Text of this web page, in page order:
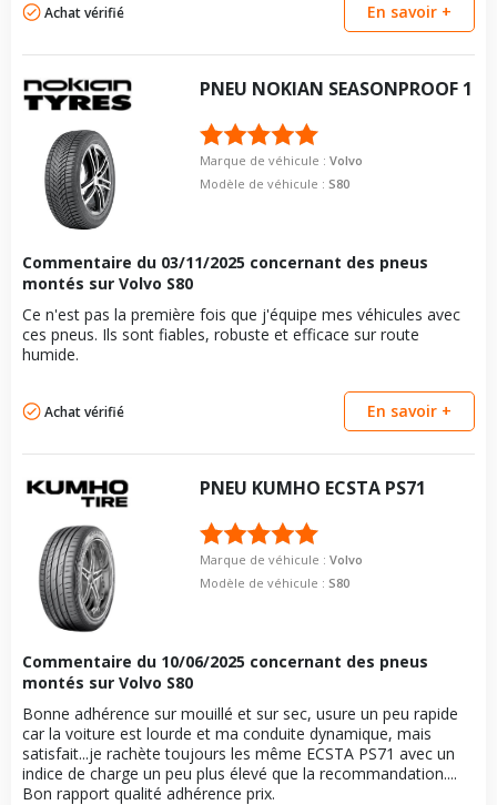
Achat vérifié En savoir +
PNEU NOKIAN SEASONPROOF 1
Marque de véhicule : Volvo
Modèle de véhicule : S80
Commentaire du 03/11/2025 concernant des pneus
montés sur Volvo S80
Ce n'est pas la première fois que j'équipe mes véhicules avec
ces pneus. Ils sont fiables, robuste et efficace sur route
humide.
Achat vérifié En savoir +
PNEU KUMHO ECSTA PS71
Marque de véhicule : Volvo
Modèle de véhicule : S80
Commentaire du 10/06/2025 concernant des pneus
montés sur Volvo S80
Bonne adhérence sur mouillé et sur sec, usure un peu rapide
car la voiture est lourde et ma conduite dynamique, mais
satisfait...je rachète toujours les même ECSTA PS71 avec un
indice de charge un peu plus élevé que la recommandation....
Bon rapport qualité adhérence prix.